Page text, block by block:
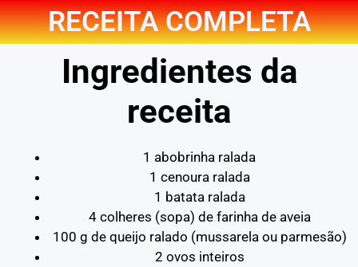
RECEITA COMPLETA
Ingredientes da
receita
1 abobrinha ralada
1 cenoura ralada
1 batata ralada
4 colheres (sopa) de farinha de aveia
100 g de queijo ralado (mussarela ou parmesão)
2 ovos inteiros